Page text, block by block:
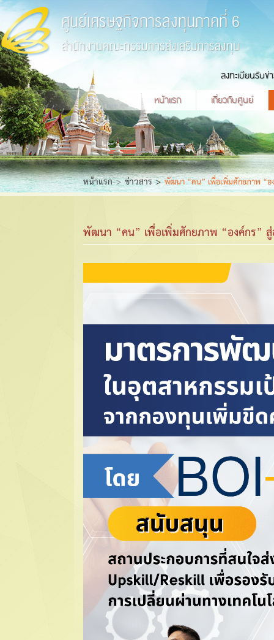
ศูนย์เศรษฐกิจการลงทุนภาคที่ 6
สำนักงานคณะกรรมการส่งเสริมการลงทุน
ลงทะเบียนรับข่
หน้าแรก
เกี่ยวกับศูนย์
หน้าแรก ข่าวสาร พัฒนา “คน” เพื่อเพิ่มศักยภาพ “อ
พัฒนา “คน” เพื่อเพิ่มศักยภาพ “องค์กร”